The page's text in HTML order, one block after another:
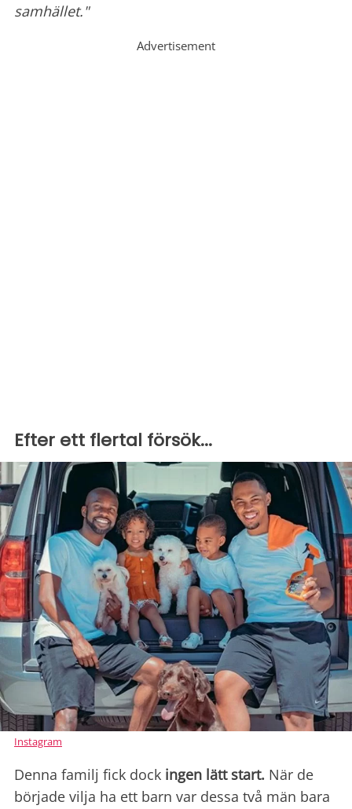
samhället."
Advertisement
Efter ett flertal försök...
Instagram
Denna familj fick dock ingen lätt start. När de
började vilja ha ett barn var dessa två män bara